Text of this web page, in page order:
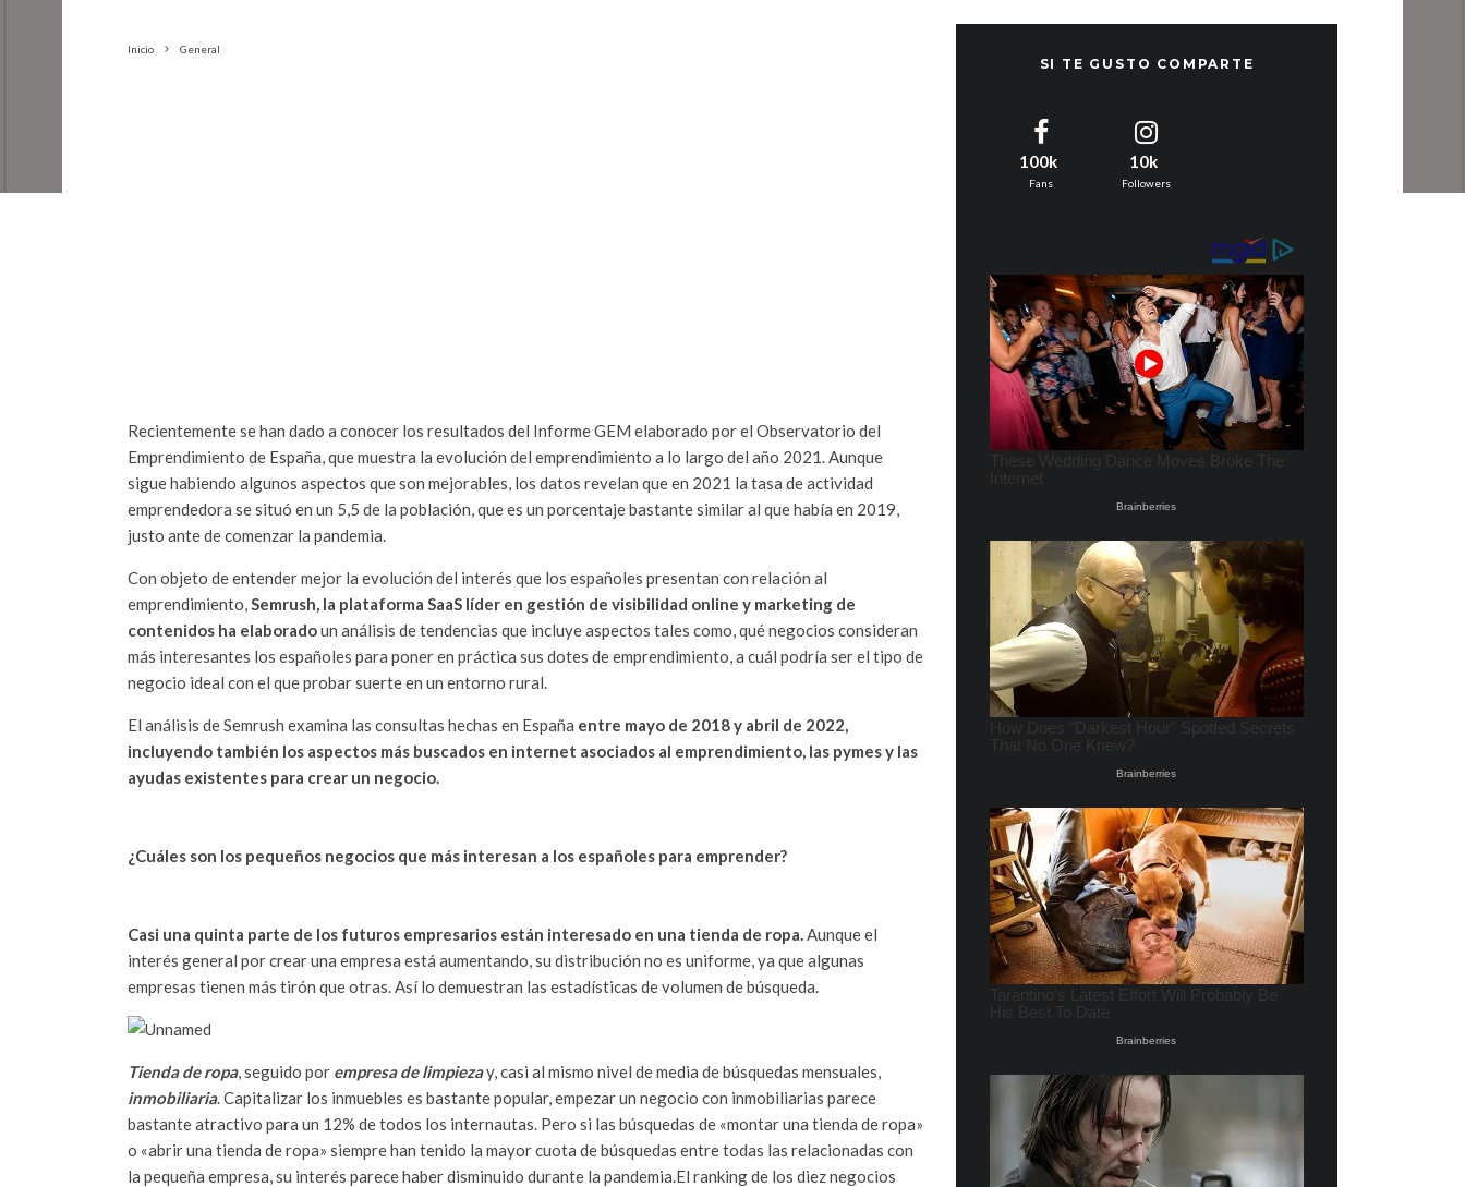
Inicio General
Recientemente se han dado a conocer los resultados del Informe GEM elaborado por el Observatorio del
Emprendimiento de España, que muestra la evolución del emprendimiento a lo largo del año 2021. Aunque
sigue habiendo algunos aspectos que son mejorables, los datos revelan que en 2021 la tasa de actividad
emprendedora se situó en un 5,5 de la población, que es un porcentaje bastante similar al que había en 2019,
justo ante de comenzar la pandemia.
Con objeto de entender mejor la evolución del interés que los españoles presentan con relación al
emprendimiento,Semrush, la plataforma SaaS líder en gestión de visibilidad online y marketing de
contenidos ha elaboradoun análisis de tendencias que incluye aspectos tales como, qué negocios consideran
más interesantes los españoles para poner en práctica sus dotes de emprendimiento, a cuál podría ser el tipo de
negocio ideal con el que probar suerte en un entorno rural.
El análisis de Semrush examina las consultas hechas en España entre mayo de 2018 y abril de 2022,
incluyendo también los aspectos más buscados en internet asociados al emprendimiento, las pymes y las
ayudas existentes para crear un negocio.
¿Cuáles son los pequeños negocios que más interesan a los españoles para emprender?
Casi una quinta parte de los futuros empresarios están interesado en una tienda de ropa.Aunque el
interés general por crear una empresa está aumentando, su distribución no es uniforme, ya que algunas
empresas tienen más tirón que otras. Así lo demuestran las estadísticas de volumen de búsqueda.
Tienda de ropa, seguido por empresa de limpiezay, casi al mismo nivel de media de búsquedas mensuales,
inmobiliaria. Capitalizar los inmuebles es bastante popular, empezar un negocio con inmobiliarias parece
bastante atractivo para un 12% de todos los internautas. Pero si las búsquedas de «montar una tienda de ropa»
o «abrir una tienda de ropa» siempre han tenido la mayor cuota de búsquedas entre todas las relacionadas con
la pequeña empresa, su interés parece haber disminuido durante la pandemia.El ranking de los diez negocios
SI TE GUSTO COMPARTE
100k
Fans
10k
Followers